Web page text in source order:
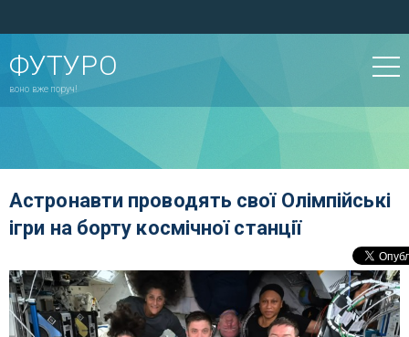
ФУТУРО
воно вже поруч!
Астронавти проводять свої Олімпійські
ігри на борту космічної станції